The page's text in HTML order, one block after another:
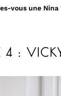
vous une Nina
4 :